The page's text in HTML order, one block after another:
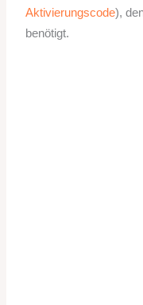
Aktivierungscode),
benötigt.